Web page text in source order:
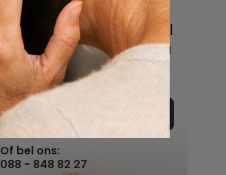
Beschrijf uw wensen
online of bel ons geheel
vrijblijvend voor hulp na
een overlijden.
Vul hier uw wensen in
Of bel ons:
088 - 848 82 27